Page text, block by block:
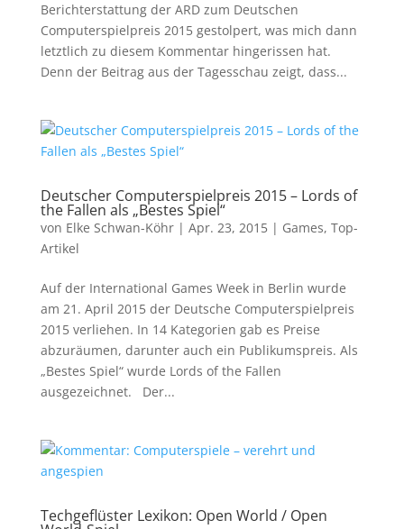
Berichterstattung der ARD zum Deutschen
Computerspielpreis 2015 gestolpert, was mich dann
letztlich zu diesem Kommentar hingerissen hat.
Denn der Beitrag aus der Tagesschau zeigt, dass...
Deutscher Computerspielpreis 2015 – Lords of
the Fallen als „Bestes Spiel“
von Elke Schwan-Köhr| Apr. 23, 2015| Games, Top-
Artikel
Auf der International Games Week in Berlin wurde
am 21. April 2015 der Deutsche Computerspielpreis
2015 verliehen. In 14 Kategorien gab es Preise
abzuräumen, darunter auch ein Publikumspreis. Als
„Bestes Spiel“ wurde Lords of the Fallen
ausgezeichnet. Der...
Techgeflüster Lexikon: Open World / Open